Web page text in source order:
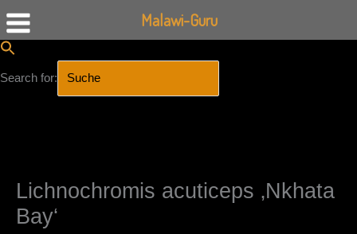
Search for:
Lichnochromis acuticeps ‚Nkhata
Bay‘
Malawi-Guru